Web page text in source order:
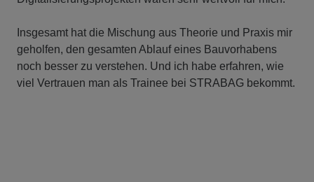
Insgesamt hat die Mischung aus Theorie und Praxis mir
geholfen, den gesamten Ablauf eines Bauvorhabens
noch besser zu verstehen. Und ich habe erfahren, wie
viel Vertrauen man als Trainee bei STRABAG bekommt.